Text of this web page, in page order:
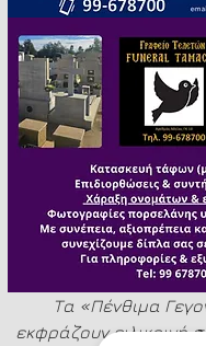
Τα «Πένθιμα
εκφράζουν ειλικρινή